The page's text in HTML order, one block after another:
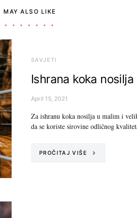
MAY ALSO LIKE
SAVJETI
Ishrana koka nosilja
April 15, 2021
Za ishranu koka nosilja u malim i
da se koriste sirovine odličnog
PROČITAJ VIŠE